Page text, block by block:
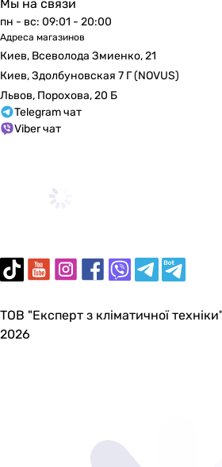
Мы на связи
пн - вс: 09:01 - 20:00
Адреса магазинов
Киев, Всеволода Змиенко, 21
Киев, Здолбуновская 7 Г (NOVUS)
Львов, Порохова, 20 Б
Telegram чат
Viber чат
ТОВ "Експерт з кліматичної
2026